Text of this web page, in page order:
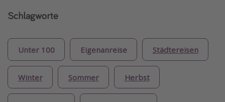
Schlagworte
Unter 100 Eigenanreise Städtereisen
Winter Sommer Herbst